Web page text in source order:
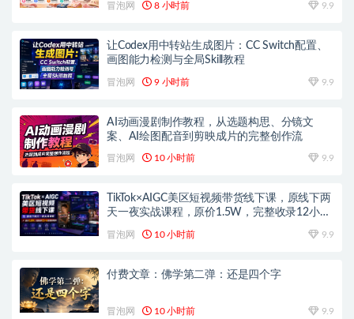
冒泡网 8 小时前 9.9
让Codex用中转站生成图片：CC Switch配置、
画图能力检测与全局Skill教程
冒泡网 9 小时前 9.9
AI动画漫剧制作教程，从选题构思、分镜文
案、AI绘图配音到剪映成片的完整创作流
冒泡网 10 小时前 9.9
TikTok×AIGC美区短视频带货线下课，原线下两
天一夜实战课程，原价1.5W，完整收录12小时
冒泡网 10 小时前 9.9
付费文章：佛学第二弹：还是四个字
冒泡网 10 小时前 9.9